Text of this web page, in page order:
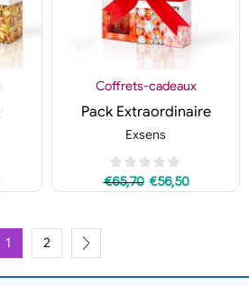
Coffrets-cadeaux
Pack Extraordinaire
Exsens
€65,70 €56,50
1 2